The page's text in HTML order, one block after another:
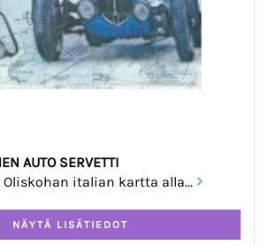
AUTO SERVETTI
Oliskohan italian kartta alla...